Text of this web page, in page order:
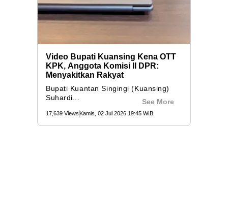
Video Bupati Kuansing Kena OTT
KPK, Anggota Komisi II DPR:
Menyakitkan Rakyat
Bupati Kuantan Singingi (Kuansing)
Suhardi...
See More
17,639 Views Kamis, 02 Jul 2026 19:45 WIB